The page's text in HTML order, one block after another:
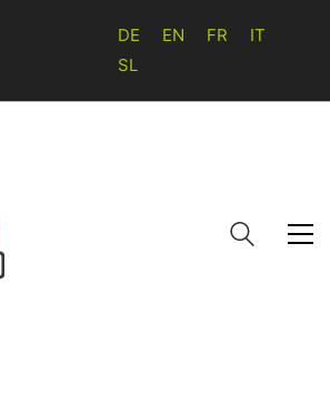
DE EN FR
IT
SL